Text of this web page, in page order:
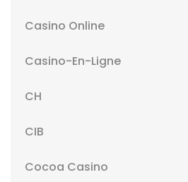
Casino Online
Casino-En-Ligne
CH
CIB
Cocoa Casino